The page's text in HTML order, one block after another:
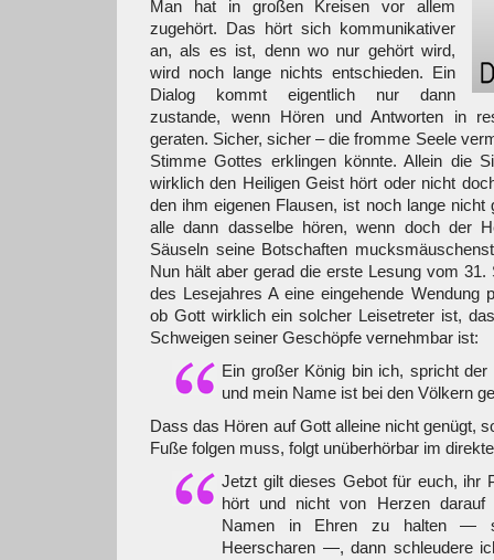
Man hat in großen Kreisen vor allem
zugehört. Das hört sich kommunikativer
an, als es ist, denn wo nur gehört wird,
wird noch lange nichts entschieden. Ein
Dialog kommt eigentlich nur dann
zustande, wenn Hören und Antworten in
geraten. Sicher, sicher – die fromme Seele
Stimme Gottes erklingen könnte. Allein die
wirklich den Heiligen Geist hört oder nicht
den ihm eigenen Flausen, ist noch lange nicht
alle dann dasselbe hören, wenn doch der
Säuseln seine Botschaften
Nun hält aber gerad die erste Lesung vom
des Lesejahres A eine eingehende Wendung
ob Gott wirklich ein solcher Leisetreter ist,
Schweigen seiner Geschöpfe vernehmbar ist:
Ein großer König bin ich, spricht
und mein Name ist bei den Völkern
Dass das Hören auf Gott alleine nicht genügt,
Fuße folgen muss, folgt unüberhörbar im
Jetzt gilt dieses Gebot für euch, ihr
hört und nicht von Herzen darauf
Namen in Ehren zu halten —
Heerscharen —, dann schleudere